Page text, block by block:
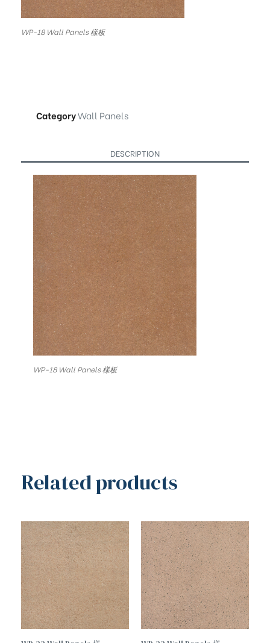
WP-18 Wall Panels 樣板
CategoryWall Panels
DESCRIPTION
WP-18 Wall Panels 樣板
Related products